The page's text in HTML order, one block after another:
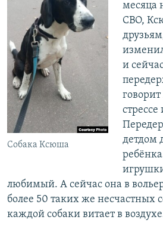
Собака Ксюша
месяца
СВО,
и
детдом
любимый. А сейчас она в
более 50 таких же несчастных
каждой собаки витает в